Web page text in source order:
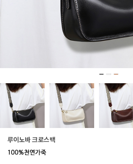
루이노바 크로스백